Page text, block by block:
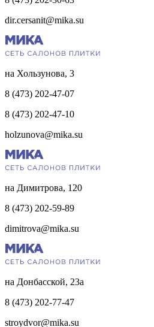
dir.cersanit@mika.su
на Хользунова, 3
8 (473) 202-47-07
8 (473) 202-47-10
holzunova@mika.su
на Димитрова, 120
8 (473) 202-59-89
dimitrova@mika.su
на Донбасской, 23а
8 (473) 202-77-47
stroydvor@mika.su